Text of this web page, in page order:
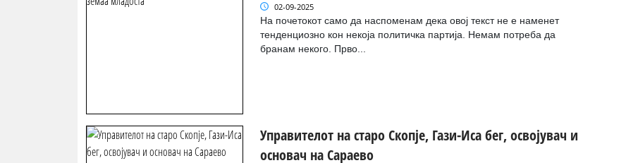
02-09-2025
На почетокот само да наспоменам дека овој текст не e наменет
тенденциозно кон некоја политичка партија. Немам потреба да
бранам некого. Прво...
Управителот на старо Скопје, Гази-Иса бег, освојувач и
основач на Сараево